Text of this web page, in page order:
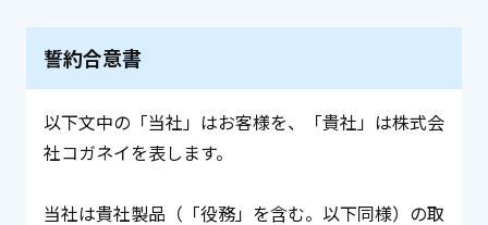
誓約合意書
以下文中の「当社」はお客様を、「貴社」は株式会
社コガネイを表します。
当社は貴社製品（「役務」を含む。以下同様）の取